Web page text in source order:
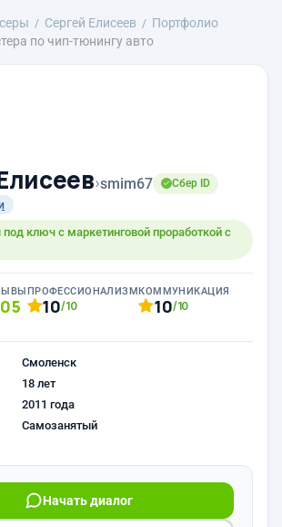
Сергей Елисеев
Портфолио
по чип-тюнингу авто
›smim67
Сбер ID
ключ с маркетинговой проработкой с
ПРОФЕССИОНАЛИЗМ
10/10
КОММУНИКАЦИЯ
10/10
Смоленск
18 лет
2011 года
Самозанятый
Начать диалог